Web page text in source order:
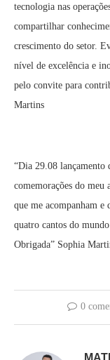
tecnologia nas
compartilhar
crescimento do setor.
nível de excelência e
pelo convite para
Martins
“Dia 29.08 lançamento
comemorações do meu
que me acompanham e
quatro cantos do mundo
Obrigada” Sophia
0